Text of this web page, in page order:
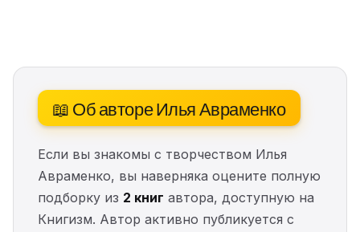
📖 Об авторе Илья Авраменко
Если вы знакомы с творчеством Илья
Авраменко, вы наверняка оцените полную
подборку из 2 книг автора, доступную на
Книгизм. Автор активно публикуется с